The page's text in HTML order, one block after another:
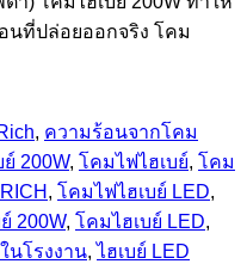
ที่ปล่อยออกจริง โคม
, ความร้อนจากโคม
200W, โคมไฟไฮเบย์, โคม
, โคมไฟไฮเบย์ LED,
200W, โคมไฮเบย์ LED,
นโรงงาน,ไฮเบย์ LED